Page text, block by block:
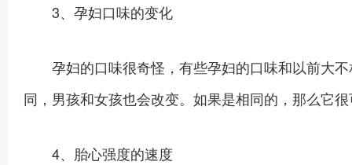
3、孕妇口味的变化
孕妇的口味很奇怪，有些孕妇的口味和以前大不
同，男孩和女孩也会改变。如果是相同的，那么它
4、胎心强度的速度